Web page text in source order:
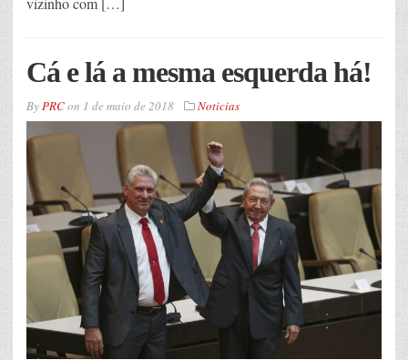
Cá e lá a mesma esquerda há!
ByPRCon 1 de maio de 2018 Noticias